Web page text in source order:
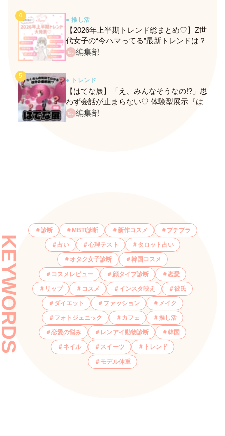
● 推し活
【2026年上半期トレンド総まとめ♡】Z世
代女子の“今ハマってる”最新トレンドは？
ネクストバズ予報もチェック♪
編集部
● トレンド
【はてな展】「え、みんなそうなの!?」思
わず会話が止まらない♡ 体験型展示『は
てな展』に行ってきたレポ
編集部
診断 MBTI診断 新作コスメ プチプラ
占い 心理テスト タロット占い
オタク女子診断 韓国コスメ
コスメレビュー 顔タイプ診断 恋愛
リップ コスメ インスタ映え 彼氏
ダイエット ファッション メイク
フォトジェニック カフェ 推し活
恋愛の悩み レンアイ動物診断 韓国
ネイル スイーツ トレンド
モデル体重